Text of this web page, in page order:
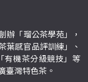
辦「瑠公茶學苑」，
葉感官品評訓練」、
有機茶分級競技」等
臺灣特色茶。